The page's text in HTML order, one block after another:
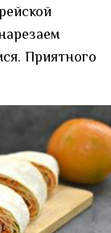
Приятного